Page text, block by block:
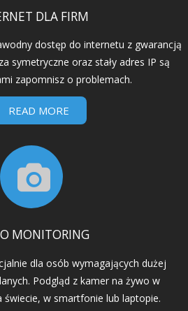
DLA FIRM
dostęp do internetu z gwarancją
symetryczne oraz stały adres IP są
zapomnisz o problemach.
READ MORE
MONITORING
dla osób wymagających dużej
Podgląd z kamer na żywo w
w smartfonie lub laptopie.